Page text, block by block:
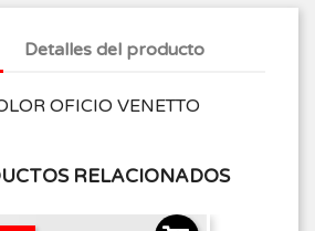
Detalles del producto
OFICIO VENETTO
RELACIONADOS